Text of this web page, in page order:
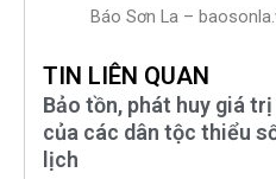
Báo Sơn La –
TIN LIÊN QUAN
Bảo tồn, phát huy giá
của các dân tộc thiểu
lịch